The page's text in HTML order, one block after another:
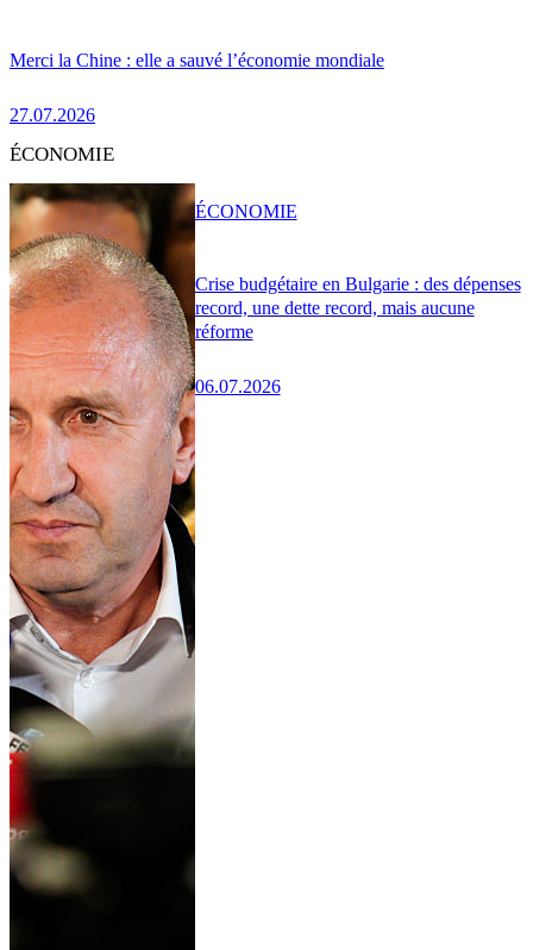
Merci la Chine : elle a sauvé l’économie mondiale
27.07.2026
ÉCONOMIE
Crise budgétaire en Bulgarie : des dépenses
record, une dette record, mais aucune
réforme
06.07.2026
ÉCONOMIE